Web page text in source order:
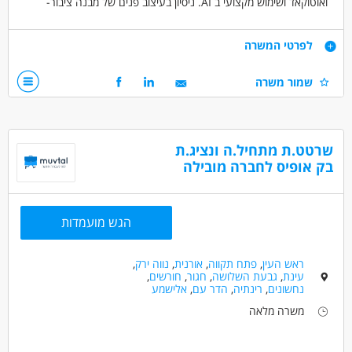
נא לרשום ציפיות שכר
נא לציין מקום מגורים
דרישות
שליטה מלאה בתוכנות: AutoCAD, Revit, SketchUp (חובה).
בנייה ונדל"ן - אדריכל/ית
לפרטי המשרה
שמור משרה
שרטט.ת מתחיל.ה ונציג.ת
בק אופיס לחברה מובילה
הגש מועמדות
ראש העין,פתח תקווה,אורנית, נווה ירק,
עינת, גבעת השלושה, חגור, חורשים,
נחשונים, רינתיה, הדר עם,אלישמע
משרה מלאה